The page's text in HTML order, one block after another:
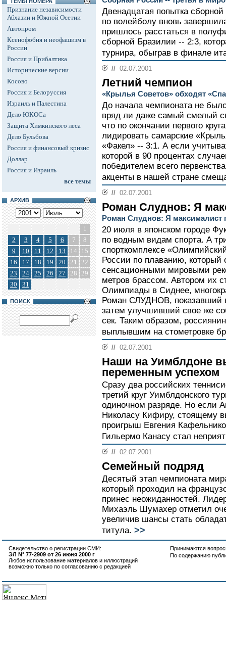
Признание независимости
Абхазии и Южной Осетии
Автопром
Ксенофобия и неофашизм в
России
Россия и Прибалтика
Исторические версии
Косово
Россия и Белоруссия
Израиль и Палестина
Дело ЮКОСа
Защита Химкинского леса
Дело Бульбова
Россия и финансовый кризис
Доллар
Россия и Израиль
все темы
АРХИВ
1
2
3 4 5 6 7
8
9
10 11 12 13 14
15
16
17 18 19 20 21
22
23
24 25 26 27 28 29
30
31
ПОИСК
Двенадцатая попытка
по волейболу вновь
пришлось расстаться в
сборной Бразилии -- 2:3,
турнира, обыграв в финале
// 02.07.2001
Летний чемпион
«Крылья Советов» обходят
До начала чемпионата не
вряд ли даже самый смелый
что по окончании первого
лидировать самарские
«Факел» -- 3:1. А если
которой в 90 процентах
победителем всего
акценты в нашей стране
// 02.07.2001
Роман Слуднов: Я
Роман Слуднов: Я максималист
20 июля в японском городе
по водным видам спорта. А
спорткомплексе
России по плаванию, который
сенсационными мировыми
метров брассом. Автором их
Олимпиады в Сиднее,
Роман СЛУДНОВ, показавший
затем улучшивший свое же
сек. Таким образом,
выплывшим на стометровке
// 02.07.2001
Наши на Уимблдоне
переменным успехом
Сразу два российских
третий круг Уимблдонского
одиночном разряде. Но если
Николасу Кифиру, стоящему
проигрыш Евгения
Гильермо Канасу стал
// 02.07.2001
Семейный подряд
Десятый этап чемпионата
который проходил на
принес неожиданностей.
Михаэль Шумахер отметил
увеличив шансы стать
титула. >>
Свидетельство о регистрации СМИ:
ЭЛ N° 77-2909 от 26 июня 2000 г
Любое использование материалов и иллюстраций
возможно только по согласованию с редакцией
Принимаются
По содержанию